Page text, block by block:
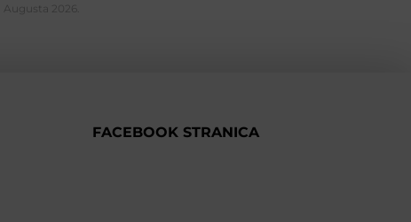
7. Augusta 2026.
FACEBOOK STRANICA